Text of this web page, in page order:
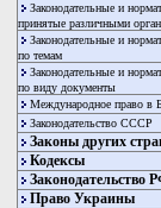
Законодательные и
принятые различными
Законодательные и
по темам
Законодательные и
по виду документы
Международное право в
Законодательство СССР
Законы других
Кодексы
Законодательство
Право Украины